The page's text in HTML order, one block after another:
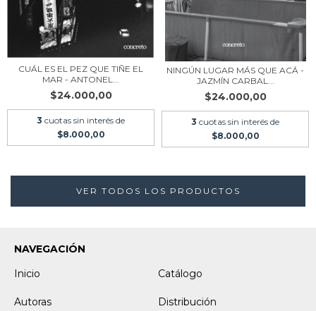
CUÁL ES EL PEZ QUE TIÑE EL
MAR - ANTONEL...
$24.000,00
3 cuotas sin interés de
$8.000,00
NINGÚN LUGAR MÁS QUE ACÁ -
JAZMÍN CARBAL...
$24.000,00
3 cuotas sin interés de
$8.000,00
VER TODOS LOS PRODUCTOS
NAVEGACIÓN
Inicio
Catálogo
Autoras Distribución